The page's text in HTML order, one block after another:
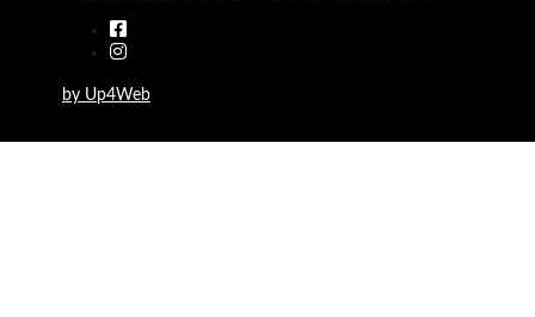
by Up4Web